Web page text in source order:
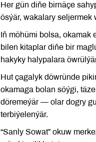
Her gün diňe birnäçe
ösýär, wakalary seljermek
Iň möhümi bolsa, okamak
bilen kitaplar diňe bir
hakyky halypalara
Hut çagalyk döwründe
okamaga bolan söýgi,
döremeýär — olar dogry
terbiýelenýär.
“Sanly Sowat” okuw